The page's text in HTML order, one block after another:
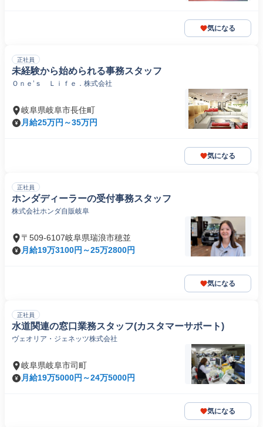
気になる
正社員
未経験から始められる事務スタッフ
Ｏｎｅ’ｓ Ｌｉｆｅ．株式会社
岐阜県岐阜市長住町
月給25万円～35万円
気になる
正社員
ホンダディーラーの受付事務スタッフ
株式会社ホンダ自販岐阜
〒509-6107岐阜県瑞浪市穂並
月給19万3100円～25万2800円
気になる
正社員
水道関連の窓口業務スタッフ(カスタマーサポート)
ヴェオリア・ジェネッツ株式会社
岐阜県岐阜市司町
月給19万5000円～24万5000円
気になる